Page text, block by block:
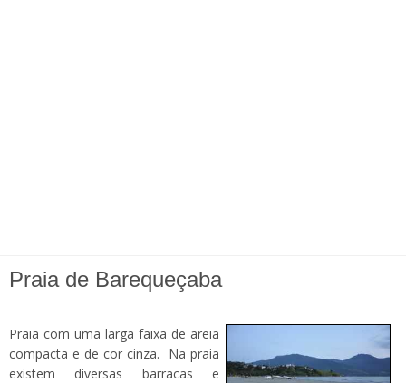
Praia de Barequeçaba
Praia com uma larga faixa de areia
compacta e de cor cinza. Na praia
existem diversas barracas e